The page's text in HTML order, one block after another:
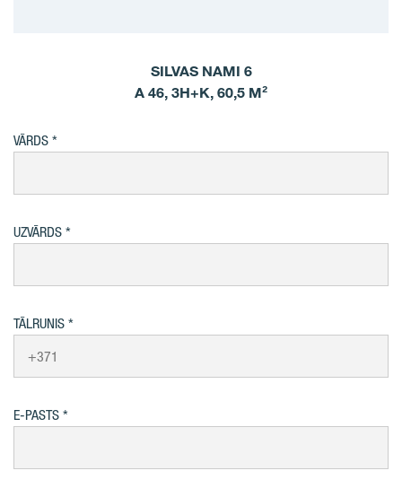
SILVAS NAMI 6
A 46, 3H+K, 60,5 M²
VĀRDS
UZVĀRDS
TĀLRUNIS
E-PASTS